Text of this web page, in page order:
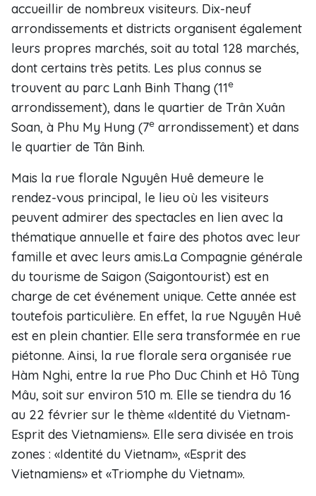
accueillir de nombreux visiteurs. Dix-neuf
arrondissements et districts organisent également
leurs propres marchés, soit au total 128 marchés,
dont certains très petits. Les plus connus se
trouvent au parc Lanh Binh Thang (11e
arrondissement), dans le quartier de Trân Xuân
Soan, à Phu My Hung (7e arrondissement) et dans
le quartier de Tân Binh.
Mais la rue florale Nguyên Huê demeure le
rendez-vous principal, le lieu où les visiteurs
peuvent admirer des spectacles en lien avec la
thématique annuelle et faire des photos avec leur
famille et avec leurs amis.La Compagnie générale
du tourisme de Saigon (Saigontourist) est en
charge de cet événement unique. Cette année est
toutefois particulière. En effet, la rue Nguyên Huê
est en plein chantier. Elle sera transformée en rue
piétonne. Ainsi, la rue florale sera organisée rue
Hàm Nghi, entre la rue Pho Duc Chinh et Hô Tùng
Mâu, soit sur environ 510 m. Elle se tiendra du 16
au 22 février sur le thème «Identité du Vietnam-
Esprit des Vietnamiens». Elle sera divisée en trois
zones : «Identité du Vietnam», «Esprit des
Vietnamiens» et «Triomphe du Vietnam».